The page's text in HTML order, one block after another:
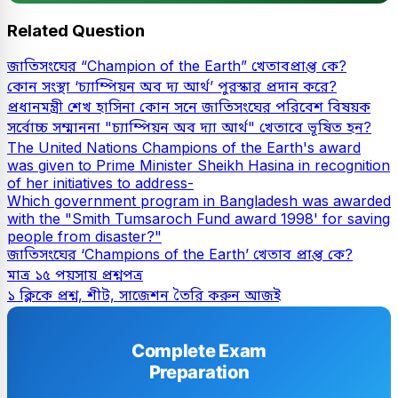
Related Question
জাতিসংঘের “Champion of the Earth” খেতাবপ্রাপ্ত কে?
কোন সংস্থা ‘চ্যাম্পিয়ন অব দ্য আর্থ’ পুরস্কার প্রদান করে?
প্রধানমন্ত্রী শেখ হাসিনা কোন সনে জাতিসংঘের পরিবেশ বিষয়ক
সর্বোচ্চ সম্মাননা "চ্যাম্পিয়ন অব দ্যা আর্থ" খেতাবে ভূষিত হন?
The United Nations Champions of the Earth's award
was given to Prime Minister Sheikh Hasina in recognition
of her initiatives to address-
Which government program in Bangladesh was awarded
with the "Smith Tumsaroch Fund award 1998' for saving
people from disaster?"
জাতিসংঘের ‘Champions of the Earth’ খেতাব প্রাপ্ত কে?
মাত্র ১৫ পয়সায় প্রশ্নপত্র
১ ক্লিকে প্রশ্ন, শীট, সাজেশন তৈরি করুন আজই
Complete Exam
Preparation